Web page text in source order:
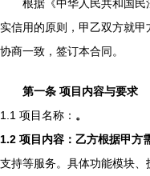
根据《中华人民共和国
实信用的原则，甲乙双方就
协商一致，签订本合同。
第一条 项目内容与要求
1.1 项目名称： 。
1.2 项目内容：乙方根据甲方
支持等服务。具体功能模块